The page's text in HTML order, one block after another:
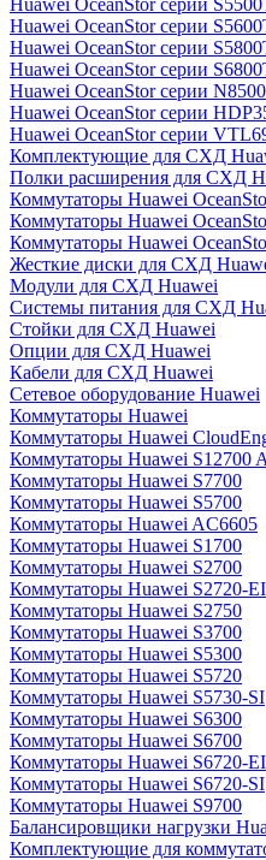
Huawei OceanStor серии
Huawei OceanStor серии
Huawei OceanStor серии
Huawei OceanStor серии
Huawei OceanStor серии N8500
Huawei OceanStor серии
Huawei OceanStor серии
Комплектующие для СХД
Полки расширения для СХД
Коммутаторы Huawei
Коммутаторы Huawei
Коммутаторы Huawei
Жесткие диски для СХД
Модули для СХД Huawei
Системы питания для СХД
Стойки для СХД Huawei
Опции для СХД Huawei
Кабели для СХД Huawei
Сетевое оборудование Huawei
Коммутаторы Huawei
Коммутаторы Huawei
Коммутаторы Huawei S12700
Коммутаторы Huawei S7700
Коммутаторы Huawei S5700
Коммутаторы Huawei AC6605
Коммутаторы Huawei S1700
Коммутаторы Huawei S2700
Коммутаторы Huawei S2720-EI
Коммутаторы Huawei S2750
Коммутаторы Huawei S3700
Коммутаторы Huawei S5300
Коммутаторы Huawei S5720
Коммутаторы Huawei S5730-SI
Коммутаторы Huawei S6300
Коммутаторы Huawei S6700
Коммутаторы Huawei S6720-EI
Коммутаторы Huawei S6720-SI
Коммутаторы Huawei S9700
Балансировщики нагрузки
Комплектующие для